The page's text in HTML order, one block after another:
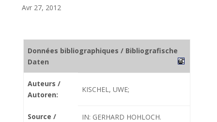
Avr 27, 2012
Données bibliographiques / Bibliografische
Daten
Auteurs /
Autoren:
KISCHEL, UWE;
Source /
IN: GERHARD HOHLOCH.